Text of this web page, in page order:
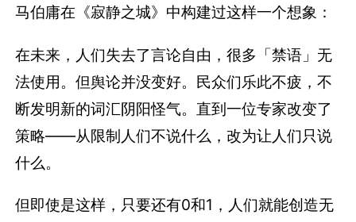
马伯庸在《寂静之城》中构建过这样一个想象：
在未来，人们失去了言论自由，很多「禁语」无
法使用。但舆论并没变好。民众们乐此不疲，不
断发明新的词汇阴阳怪气。直到一位专家改变了
策略——从限制人们不说什么，改为让人们只说
什么。
但即使是这样，只要还有0和1，人们就能创造无